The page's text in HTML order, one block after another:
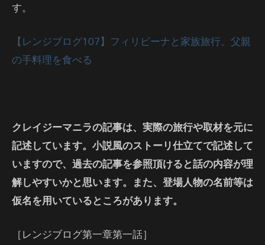
す。
【レンジブログ107】フィリピーナと家族旅行。父親
の手料理を食べる
クレイジーマニラの記事は、実際の旅行や取材を元に
記述しています。小説風のストーリ仕立てで記述して
いますので、過去の記事を参照頂けると話の内容が理
解しやすいかと思います。また、登場人物の名前等は
仮名を用いているところがあります。
［レンジブログ第一章第一話］